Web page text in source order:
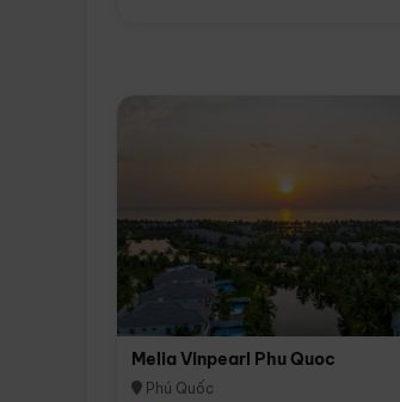
Melia Vinpearl Phu Quoc
Phú Quốc